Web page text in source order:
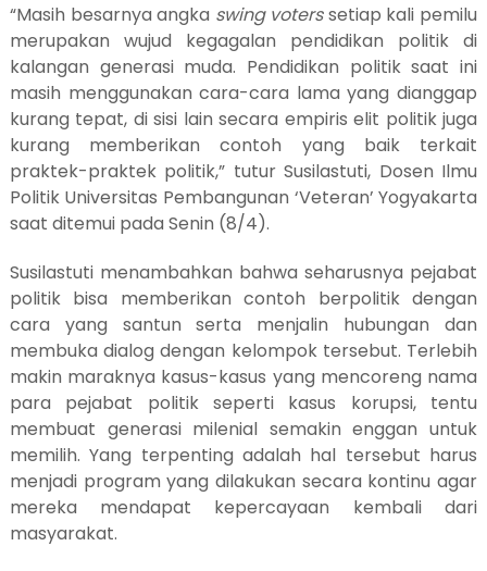
“Masih besarnya angka swing voterssetiap kali pemilu
merupakan wujud kegagalan pendidikan politik di
kalangan generasi muda. Pendidikan politik saat ini
masih menggunakan cara-cara lama yang dianggap
kurang tepat, di sisi lain secara empiris elit politik juga
kurang memberikan contoh yang baik terkait
praktek-praktek politik,” tutur Susilastuti, Dosen Ilmu
Politik Universitas Pembangunan ‘Veteran’ Yogyakarta
saat ditemui pada Senin (8/4).
Susilastuti menambahkan bahwa seharusnya pejabat
politik bisa memberikan contoh berpolitik dengan
cara yang santun serta menjalin hubungan dan
membuka dialog dengan kelompok tersebut. Terlebih
makin maraknya kasus-kasus yang mencoreng nama
para pejabat politik seperti kasus korupsi, tentu
membuat generasi milenial semakin enggan untuk
memilih. Yang terpenting adalah hal tersebut harus
menjadi program yang dilakukan secara kontinu agar
mereka mendapat kepercayaan kembali dari
masyarakat.